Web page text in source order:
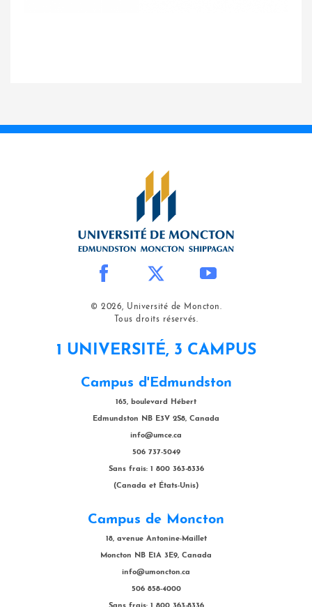
© 2026, Université de Moncton.
Tous droits réservés.
1 UNIVERSITÉ, 3 CAMPUS
Campus d'Edmundston
165, boulevard Hébert
Edmundston NB E3V 2S8, Canada
info@umce.ca
506 737-5049
Sans frais: 1 800 363-8336
(Canada et États-Unis)
Campus de Moncton
18, avenue Antonine-Maillet
Moncton NB E1A 3E9, Canada
info@umoncton.ca
506 858-4000